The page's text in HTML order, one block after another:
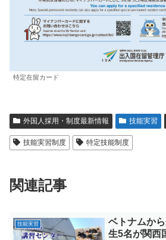
特定在留カード
外国人採用・制度最新情報 技能実習
技能実習制度 特定技能制度
関連記事
技能実習
ベトナムか
生5名が関西